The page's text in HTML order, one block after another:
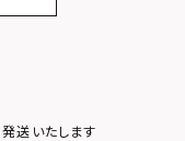
送いたします